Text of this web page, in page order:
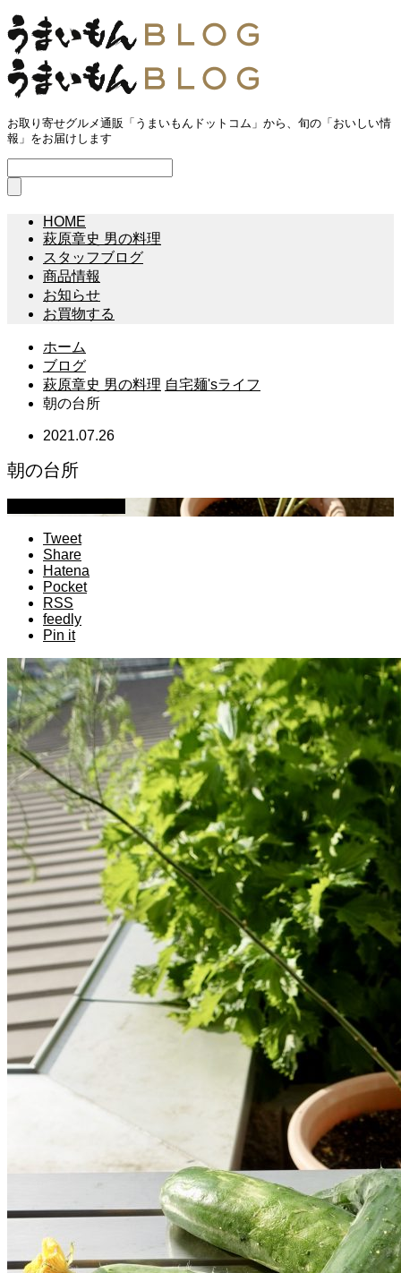
お取り寄せグルメ通販「うまいもんドットコム」から、旬の「おいしい情
報」をお届けします
HOME
萩原章史 男の料理
スタッフブログ
商品情報
お知らせ
お買物する
ホーム
ブログ
萩原章史 男の料理 自宅麺'sライフ
朝の台所
2021.07.26
朝の台所
Tweet
Share
Hatena
Pocket
RSS
feedly
Pin it